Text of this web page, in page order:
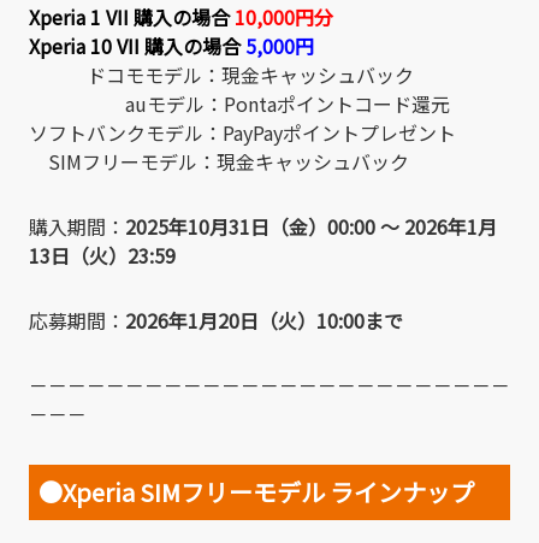
Xperia 1 VII 購入の場合10,000円分
Xperia 10 VII 購入の場合5,000円
ドコモモデル：現金キャッシュバック
auモデル：Pontaポイントコード還元
ソフトバンクモデル：PayPayポイントプレゼント
SIMフリーモデル：現金キャッシュバック
購入期間： 2025年10月31日（金）00:00 ～ 2026年1月
13日（火）23:59
応募期間： 2026年1月20日（火）10:00まで
－－－－－－－－－－－－－－－－－－－－－－－－－
－－－
●Xperia SIMフリーモデル ラインナップ